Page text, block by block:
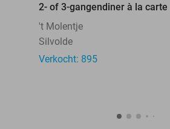
2- of 3-gangendiner à la carte
't Molentje
Silvolde
Verkocht: 895